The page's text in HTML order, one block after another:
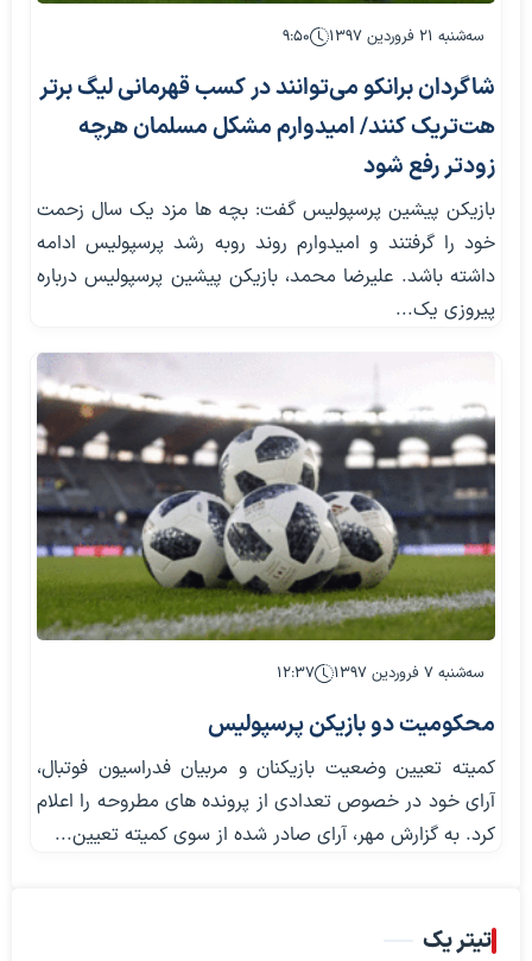
سه‌شنبه ۲۱ فروردین ۱۳۹۷ ۹:۵۰
شاگردان برانکو می‌توانند در کسب قهرمانی لیگ برتر
هت‌تریک کنند/ امیدوارم مشکل مسلمان هرچه
زودتر رفع شود
بازیکن پیشین پرسپولیس گفت: بچه ها مزد یک سال زحمت
خود را گرفتند و امیدوارم روند روبه رشد پرسپولیس ادامه
داشته باشد. علیرضا محمد، بازیکن پیشین پرسپولیس درباره
پیروزی یک...
سه‌شنبه ۷ فروردین ۱۳۹۷ ۱۲:۳۷
محکومیت دو بازیکن پرسپولیس
کمیته تعیین وضعیت بازیکنان و مربیان فدراسیون فوتبال،
آرای خود در خصوص تعدادی از پرونده های مطروحه را اعلام
کرد. به گزارش مهر، آرای صادر شده از سوی کمیته تعیین...
تیتر یک